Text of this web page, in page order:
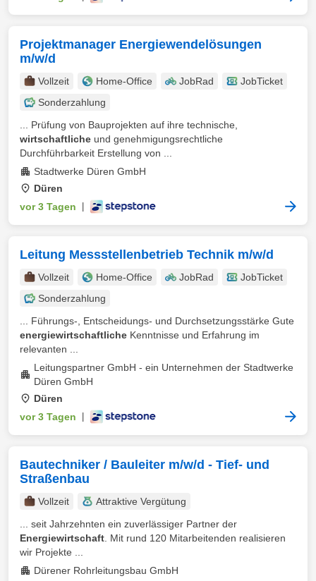
Projektmanager Energiewendelösungen
m/w/d
Vollzeit Home-Office JobRad
JobTicket
Sonderzahlung
... Prüfung von Bauprojekten auf ihre technische,
wirtschaftliche und genehmigungsrechtliche
Durchführbarkeit Erstellung von ...
Stadtwerke Düren GmbH
Düren
vor 3 Tagen
Leitung Messstellenbetrieb Technik m/w/d
Vollzeit Home-Office JobRad
JobTicket
Sonderzahlung
... Führungs-, Entscheidungs- und Durchsetzungsstärke Gute
energiewirtschaftliche Kenntnisse und Erfahrung im
relevanten ...
Leitungspartner GmbH - ein Unternehmen der Stadtwerke
Düren GmbH
Düren
vor 3 Tagen
Bautechniker / Bauleiter m/w/d - Tief- und
Straßenbau
Vollzeit
Attraktive Vergütung
... seit Jahrzehnten ein zuverlässiger Partner der
Energiewirtschaft . Mit rund 120 Mitarbeitenden realisieren
wir Projekte ...
Dürener Rohrleitungsbau GmbH